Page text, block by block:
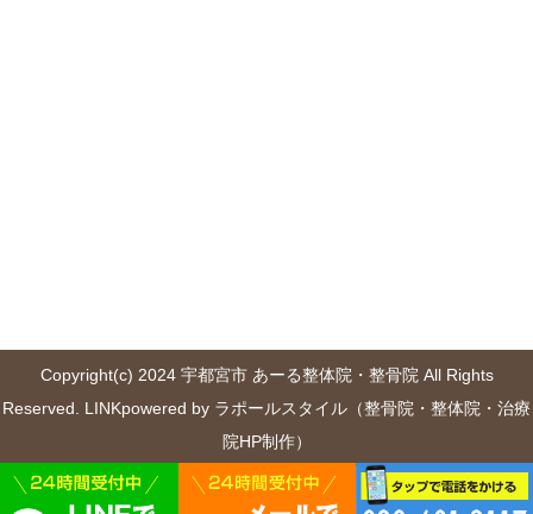
Copyright(c) 2024 宇都宮市 あーる整体院・整骨院 All Rights
Reserved. LINKpowered by ラポールスタイル（整骨院・整体院・治療
院HP制作）